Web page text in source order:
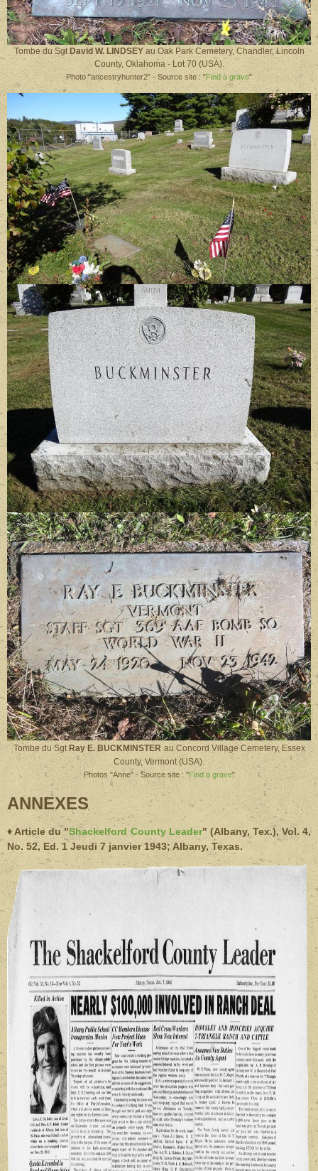
Tombe duSgt David W. LINDSEYauOak Park Cemetery, Chandler, Lincoln
County, Oklahoma - Lot 70 (USA).
Photo "ancestryhunter2" - Source site : "Find a grave"
Tombe duSgtRay E. BUCKMINSTER auConcord Village Cemetery, Essex
County, Vermont (USA).
Photos "Anne" - Source site : "Find a grave"
ANNEXES
♦ Article du "Shackelford County Leader" (Albany, Tex.), Vol. 4,
No. 52, Ed. 1 Jeudi 7 janvier 1943; Albany, Texas.